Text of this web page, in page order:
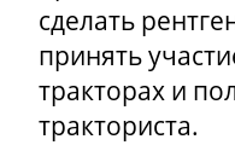
сделать
принять
тракторах и
тракториста.